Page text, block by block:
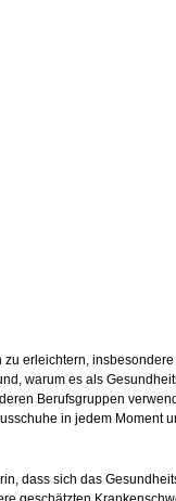
erleichtern, insbesondere
warum es als
Berufsgruppen
in jedem Moment
dass sich das